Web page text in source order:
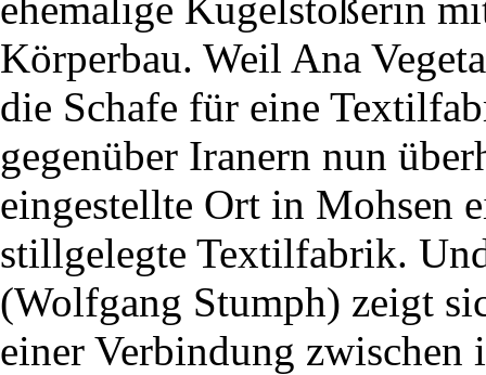
Körperbau. Weil Ana
die Schafe für eine
gegenüber Iranern nun
eingestellte Ort in Mohsen
stillgelegte Textilfabrik.
(Wolfgang Stumph) zeigt
einer Verbindung zwischen